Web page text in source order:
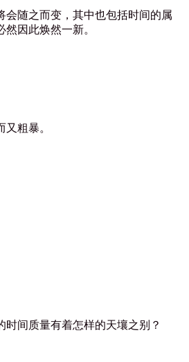
随之而变，其中也包括时间的属
因此焕然一新。
粗暴。
间质量有着怎样的天壤之别？